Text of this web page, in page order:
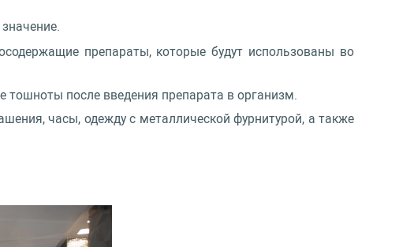
препараты, которые будут использованы во
после введения препарата в организм.
часы, одежду с металлической фурнитурой, а также